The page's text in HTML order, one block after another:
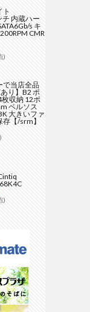
ト
内蔵ハー
s キ
CMR
)
で当店全品
り】B2 ポ
収納 12ポ
ベルソス
大きいファ
存【/srm】
)